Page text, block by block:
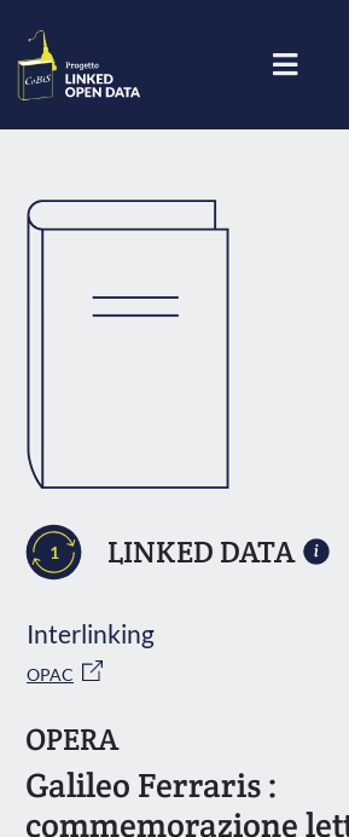
1 LINKED DATA
Interlinking
OPAC
OPERA
Galileo Ferraris :
commemorazione